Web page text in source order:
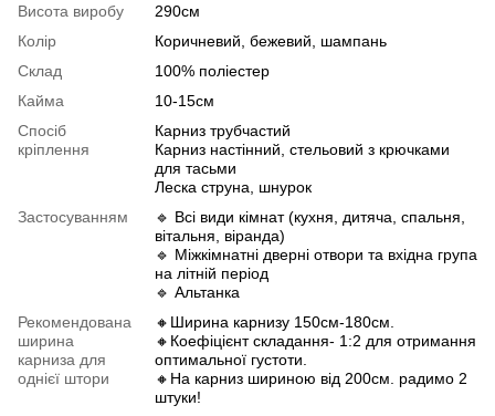
Висота виробу
290см
Колір
Коричневий, бежевий, шампань
Склад
100% поліестер
Кайма
10-15см
Спосіб
кріплення
Карниз трубчастий
Карниз настінний, стельовий з крючками
для тасьми
Леска струна, шнурок
Застосуванням
🔹 Всі види кімнат (кухня, дитяча, спальня,
вітальня, віранда)
🔹 Міжкімнатні дверні отвори та вхідна група
на літній період
🔹 Альтанка
Рекомендована
ширина
карниза для
однієї штори
🔸Ширина карнизу 150см-180см.
🔸Коефіцієнт складання- 1:2 для отримання
оптимальної густоти.
🔸На карниз шириною від 200см. радимо 2
штуки!